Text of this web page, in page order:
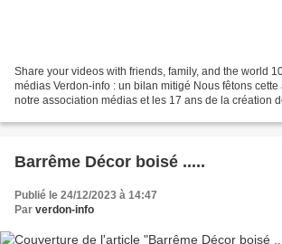
Share your videos with friends, family, and the world
médias Verdon-info : un bilan mitigé Nous fêtons
notre association médias et les 17 ans de la création
Barrême Décor boisé .....
Publié le 24/12/2023 à 14:47
Par verdon-info